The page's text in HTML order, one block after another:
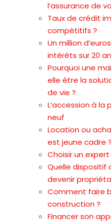
l’assurance de
Taux de crédit
compétitifs ?
Un million
intérêts sur 20
Pourquoi une
elle être la
de vie ?
L’accession à
neuf
Location ou
est jeune cadre ?
Choisir un
Quelle dispositif
devenir
Comment faire
construction ?
Financer son